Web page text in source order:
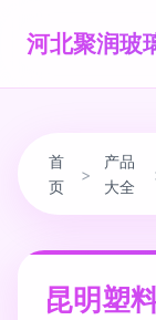
河北聚润玻
首
页
>
产品
大全
昆明塑